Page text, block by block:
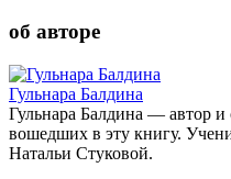
об авторе
Гульнара Балдина
Гульнара Балдина — автор и
вошедших в эту книгу.
Натальи Стуковой.